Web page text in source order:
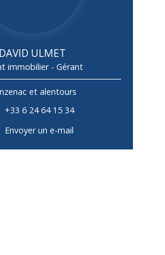
DAVID ULMET
immobilier - Gérant
et alentours
+33 6 24 64 15 34
Envoyer un e-mail